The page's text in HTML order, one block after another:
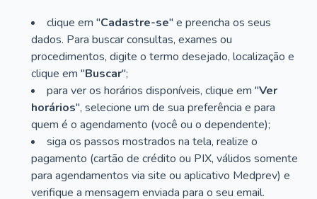
clique em "Cadastre-se" e preencha os seus
dados. Para buscar consultas, exames ou
procedimentos, digite o termo desejado, localização e
clique em "Buscar";
para ver os horários disponíveis, clique em "Ver
horários", selecione um de sua preferência e para
quem é o agendamento (você ou o dependente);
siga os passos mostrados na tela, realize o
pagamento (cartão de crédito ou PIX, válidos somente
para agendamentos via site ou aplicativo Medprev) e
verifique a mensagem enviada para o seu email.